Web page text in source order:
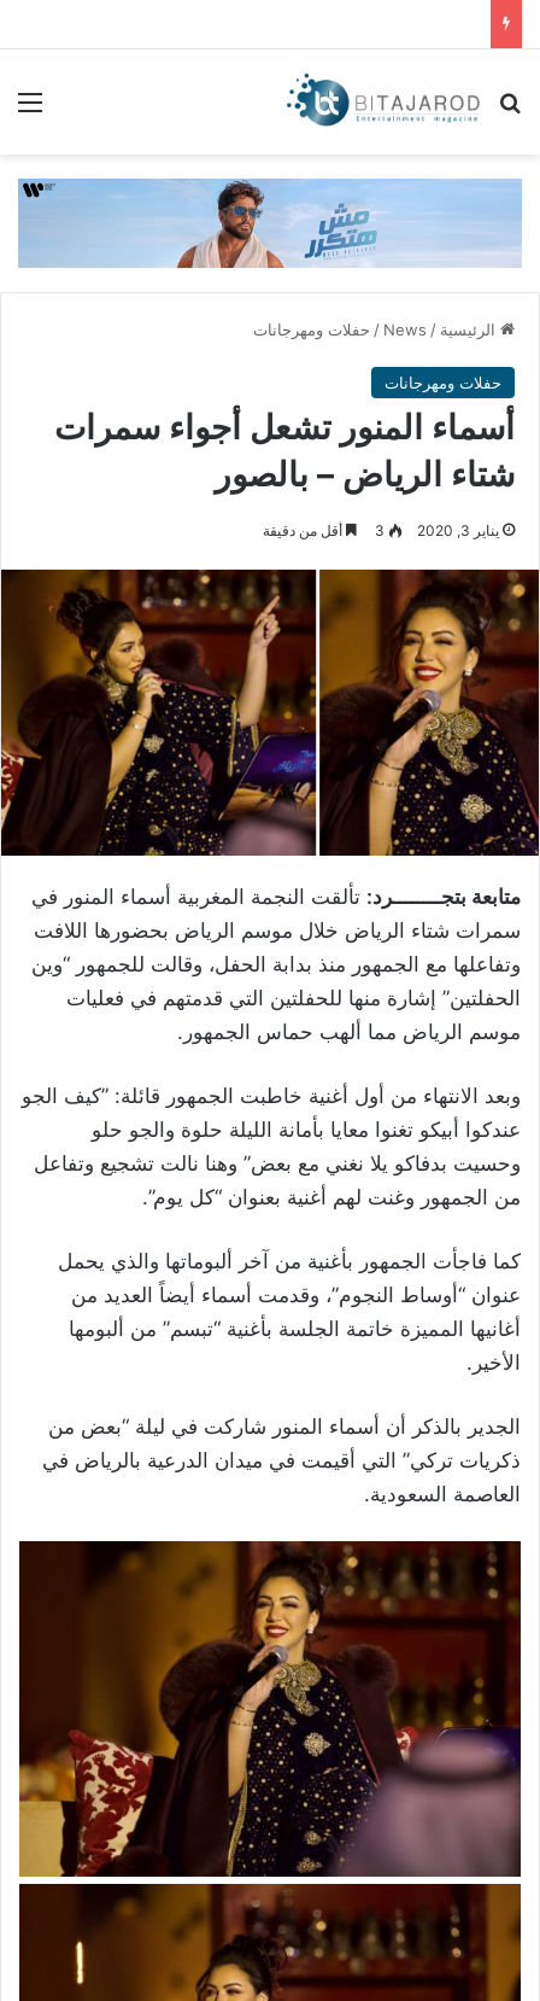
بحث عن
الرئيسية /
News
/ حفلات ومهرجانات
حفلات ومهرجانات
أسماء المنور تشعل أجواء سمرات
شتاء الرياض – بالصور
يناير 3, 2020 3 أقل من دقيقة
متابعة بتجــــــــرد: تألقت النجمة المغربية أسماء المنور في
سمرات شتاء الرياض خلال موسم الرياض بحضورها اللافت
وتفاعلها مع الجمهور منذ بدابة الحفل، وقالت للجمهور “وين
الحفلتين” إشارة منها للحفلتين التي قدمتهم في فعليات
موسم الرياض مما ألهب حماس الجمهور.
وبعد الانتهاء من أول أغنية خاطبت الجمهور قائلة: ”كيف الجو
عندكوا أبيكو تغنوا معايا بأمانة الليلة حلوة والجو حلو
وحسيت بدفاكو يلا نغني مع بعض” وهنا نالت تشجيع وتفاعل
من الجمهور وغنت لهم أغنية بعنوان “كل يوم”.
كما فاجأت الجمهور بأغنية من آخر ألبوماتها والذي يحمل
عنوان “أوساط النجوم”، وقدمت أسماء أيضاً العديد من
أغانيها المميزة خاتمة الجلسة بأغنية “تبسم” من ألبومها
الأخير.
الجدير بالذكر أن أسماء المنور شاركت في ليلة “بعض من
ذكريات تركي” التي أقيمت في ميدان الدرعية بالرياض في
العاصمة السعودية.